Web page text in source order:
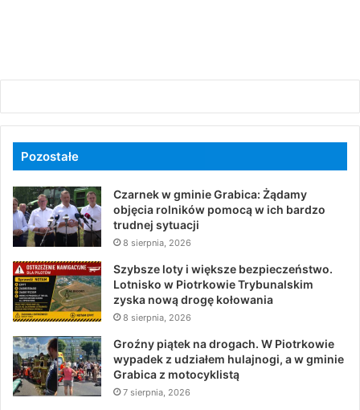
Pozostałe
Czarnek w gminie Grabica: Żądamy
objęcia rolników pomocą w ich bardzo
trudnej sytuacji
8 sierpnia, 2026
Szybsze loty i większe bezpieczeństwo.
Lotnisko w Piotrkowie Trybunalskim
zyska nową drogę kołowania
8 sierpnia, 2026
Groźny piątek na drogach. W Piotrkowie
wypadek z udziałem hulajnogi, a w gminie
Grabica z motocyklistą
7 sierpnia, 2026